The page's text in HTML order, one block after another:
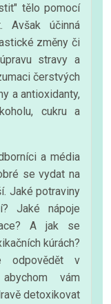
tělo pomocí
Avšak účinná
změny či
stravy a
čerstvých
a antioxidanty,
cukru a
a média
se vydat na
Jaké potraviny
Jaké nápoje
A jak se
kúrách?
odpovědět v
vám
detoxikovat